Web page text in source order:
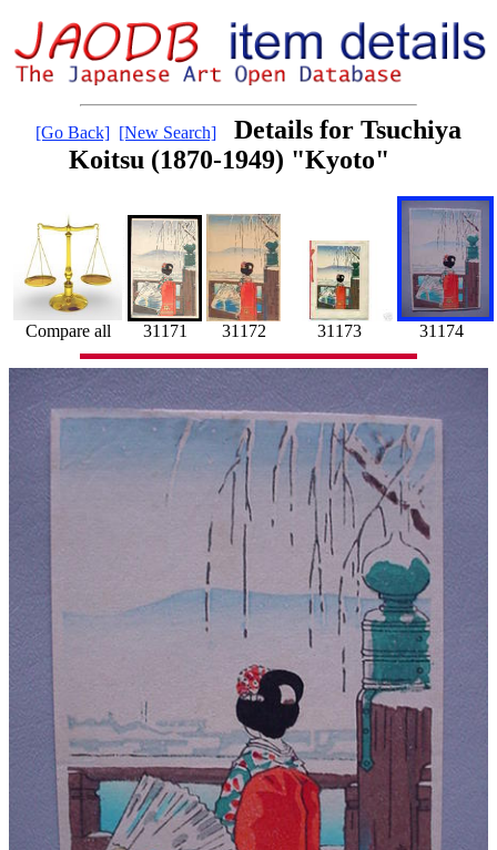
[Go Back] [New Search]
Details for Tsuchiya
Koitsu (1870-1949) "Kyoto"
Compare all 31171 31172 31173 31174